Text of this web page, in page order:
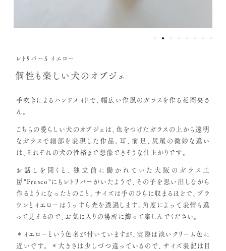
レトリバーS イエロー
個性も楽しい犬のオブジェ
手吹きによるハンドメイドで、幅広い作風のガラスを作る花岡央さ
ん。
こちらの愛らしい犬のオブジェは、色をつけたガラスの上から透明
なガラスで細部を表現した作品。耳、前足、尻尾の微妙な違い
は、それぞれの犬の性格まで想像できそうな仕上がりです。
お話しを聞くと、独立前に働かれていた大阪のガラス工
房"Fresco"にもレトリバーがいたようで、その子を思い出しながら
作るようになったとのこと。サイズは手のひらに収まるほどで、ブラ
ウンとイエローはうっすら光を透過します。角度によって表情も違
って見えるので、お気に入りの場所に飾って楽しんでください。
＊イエローという色名が付いていますが、実際は淡いクリーム色に
近いです。
＊大きさは少しづつ違っているので、サイズ表記は目